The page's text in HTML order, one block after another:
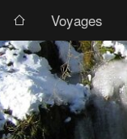
Voyages